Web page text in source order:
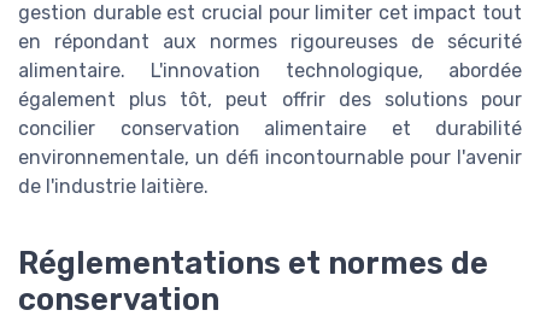
gestion durable est crucial pour limiter cet impact tout
en répondant aux normes rigoureuses de sécurité
alimentaire. L'innovation technologique, abordée
également plus tôt, peut offrir des solutions pour
concilier conservation alimentaire et durabilité
environnementale, un défi incontournable pour l'avenir
de l'industrie laitière.
Réglementations et normes de
conservation